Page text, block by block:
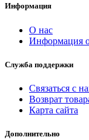
Информация
О нас
Информация
Служба поддержки
Связаться с
Возврат
Карта сайта
Дополнительно